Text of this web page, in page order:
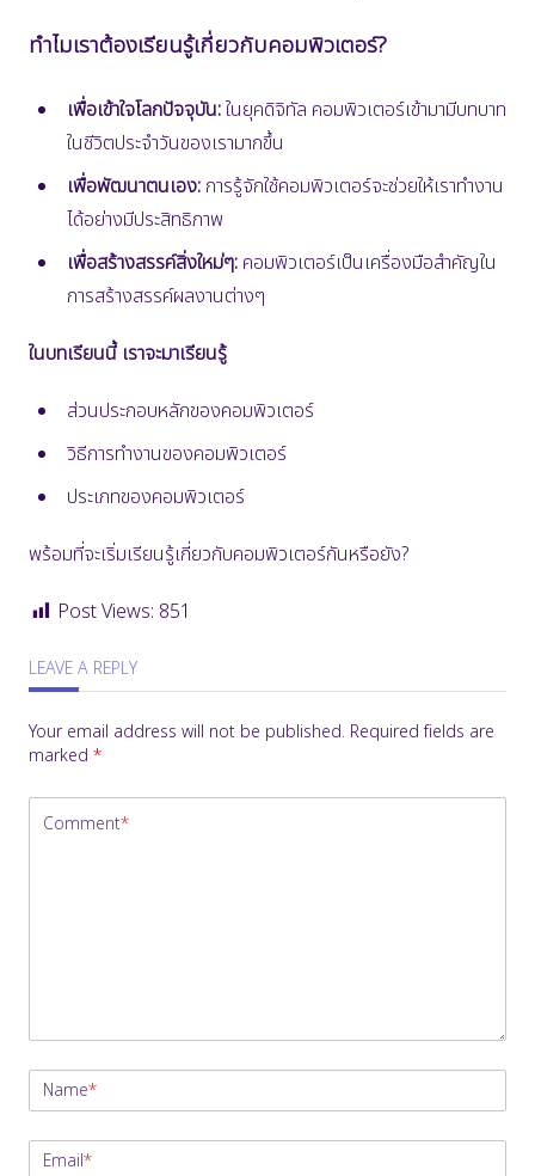
ทำไมเราต้องเรียนรู้เกี่ยวกับคอมพิวเตอร์?
เพื่อเข้าใจโลกปัจจุบัน:ในยุคดิจิทัล คอมพิวเตอร์เข้ามามีบทบาท
ในชีวิตประจำวันของเรามากขึ้น
เพื่อพัฒนาตนเอง: การรู้จักใช้คอมพิวเตอร์จะช่วยให้เราทำงาน
ได้อย่างมีประสิทธิภาพ
เพื่อสร้างสรรค์สิ่งใหม่ๆ: คอมพิวเตอร์เป็นเครื่องมือสำคัญใน
การสร้างสรรค์ผลงานต่างๆ
ในบทเรียนนี้ เราจะมาเรียนรู้
ส่วนประกอบหลักของคอมพิวเตอร์
วิธีการทำงานของคอมพิวเตอร์
ประเภทของคอมพิวเตอร์
พร้อมที่จะเริ่มเรียนรู้เกี่ยวกับคอมพิวเตอร์กันหรือยัง?
Post Views: 851
LEAVE A REPLY
Your email address will not be published. Required fields are
marked *
Comment*
Name*
Email*